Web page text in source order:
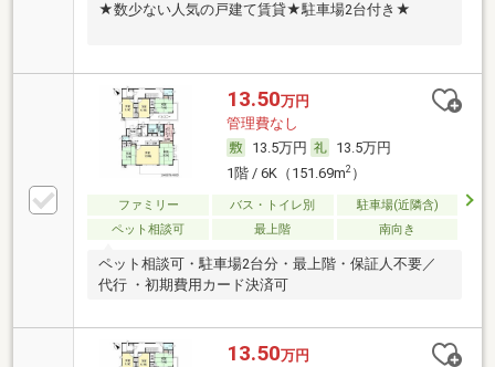
★数少ない人気の戸建て賃貸★駐車場2台付き★
13.50万円
管理費なし
13.5万円
13.5万円
1階 / 6K（151.69m2）
ファミリー バス・トイレ別
駐車場(近隣含)
ペット相談可
最上階 南向き
ペット相談可・駐車場2台分・最上階・保証人不要／
代行 ・初期費用カード決済可
13.50万円